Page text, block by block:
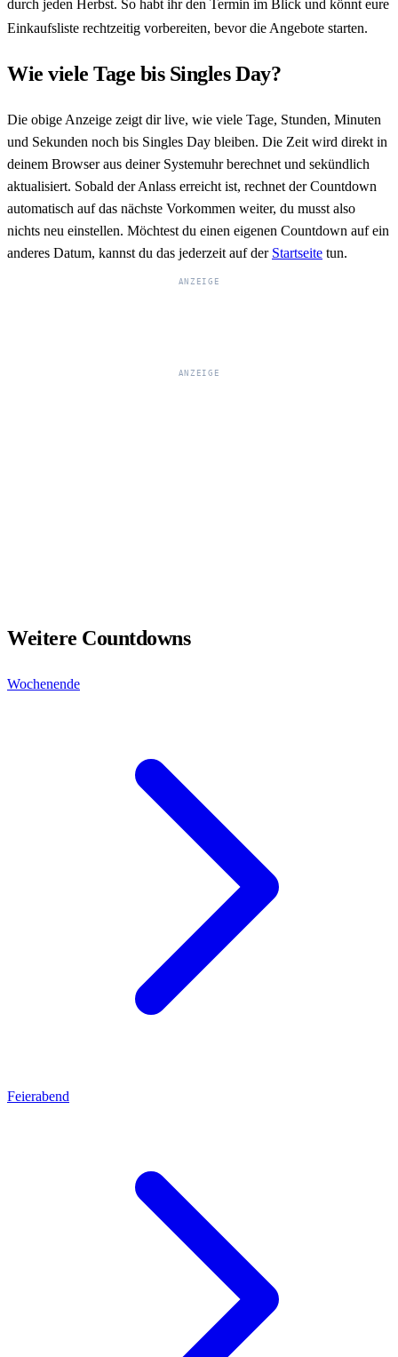
durch jeden Herbst. So habt ihr den Termin im Blick und könnt eure
Einkaufsliste rechtzeitig vorbereiten, bevor die Angebote starten.
Wie viele Tage bis Singles Day?
Die obige Anzeige zeigt dir live, wie viele Tage, Stunden, Minuten
und Sekunden noch bis Singles Day bleiben. Die Zeit wird direkt in
deinem Browser aus deiner Systemuhr berechnet und sekündlich
aktualisiert. Sobald der Anlass erreicht ist, rechnet der Countdown
automatisch auf das nächste Vorkommen weiter, du musst also
nichts neu einstellen. Möchtest du einen eigenen Countdown auf ein
anderes Datum, kannst du das jederzeit auf der Startseite tun.
ANZEIGE
ANZEIGE
Weitere Countdowns
Wochenende
Feierabend